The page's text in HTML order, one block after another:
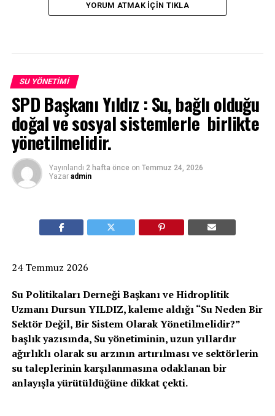
YORUM ATMAK IÇIN TIKLA
SU YÖNETIMI
SPD Başkanı Yıldız : Su, bağlı olduğu
doğal ve sosyal sistemlerle birlikte
yönetilmelidir.
Yayınlandı 2 hafta önce on Temmuz 24, 2026
Yazar admin
24 Temmuz 2026
Su Politikaları Derneği Başkanı ve Hidroplitik
Uzmanı Dursun YILDIZ, kaleme aldığı “Su Neden Bir
Sektör Değil, Bir Sistem Olarak Yönetilmelidir?”
başlık yazısında, Su yönetiminin, uzun yıllardır
ağırlıklı olarak su arzının artırılması ve sektörlerin
su taleplerinin karşılanmasına odaklanan bir
anlayışla yürütüldüğüne dikkat çekti.